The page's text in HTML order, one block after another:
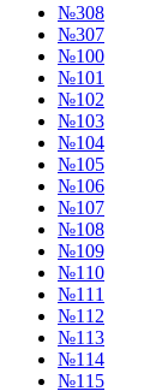
№308
№307
№100
№101
№102
№103
№104
№105
№106
№107
№108
№109
№110
№111
№112
№113
№114
№115